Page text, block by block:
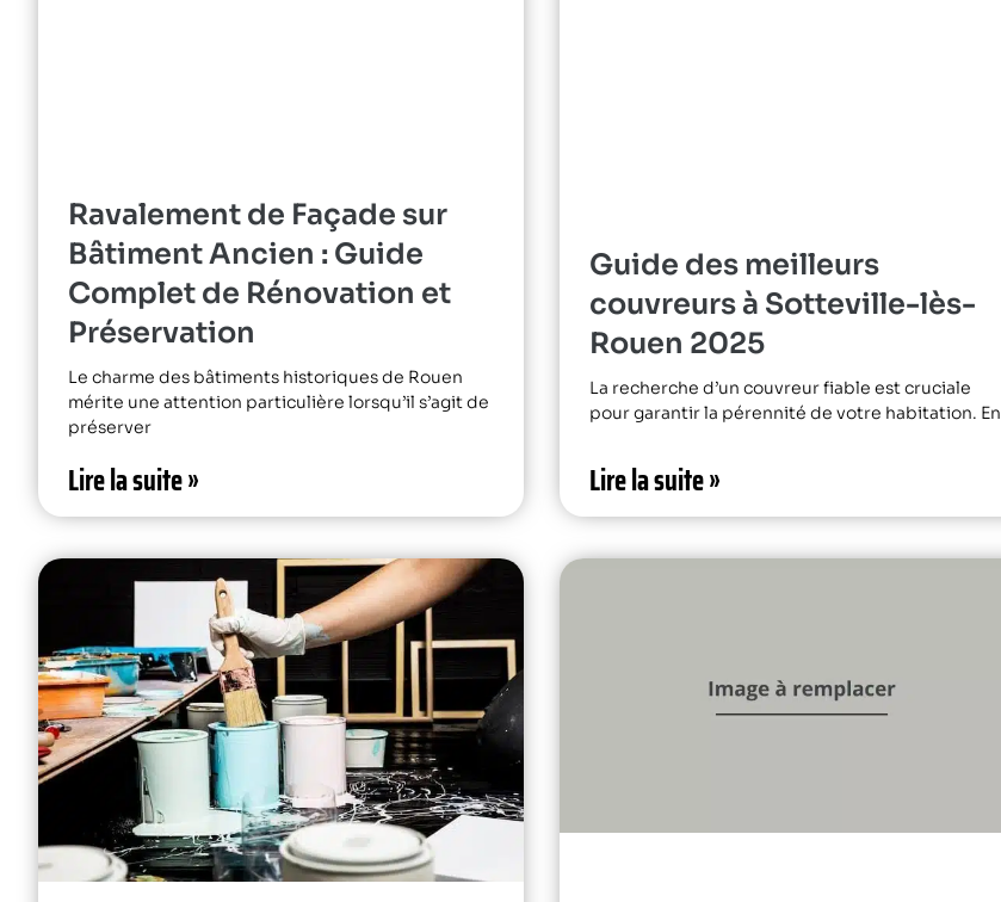
Ravalement de Façade sur
Bâtiment Ancien : Guide
Complet de Rénovation et
Préservation
Le charme des bâtiments historiques de Rouen
mérite une attention particulière lorsqu’il s’agit de
préserver
Lire la suite »
Guide des meilleurs
couvreurs à Sotteville-lès-
Rouen 2025
La recherche d’un couvreur fiable est cruciale
pour garantir la pérennité de votre habitation. En
Lire la suite »